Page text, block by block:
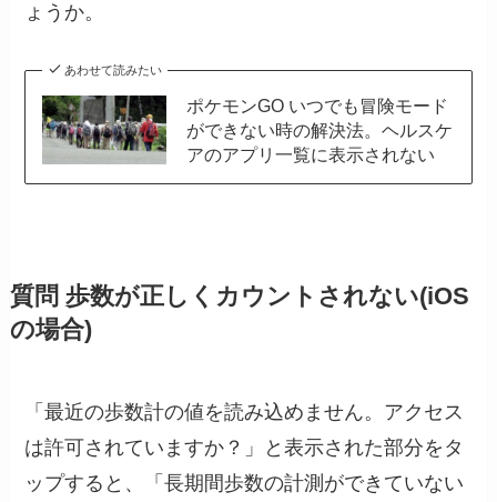
ょうか。
あわせて読みたい
ポケモンGO いつでも冒険モード
ができない時の解決法。ヘルスケ
アのアプリ一覧に表示されない
質問 歩数が正しくカウントされない(iOS
の場合)
「最近の歩数計の値を読み込めません。アクセス
は許可されていますか？」と表示された部分をタ
ップすると、「長期間歩数の計測ができていない